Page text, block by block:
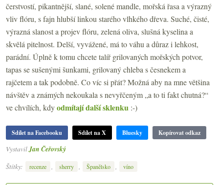
čerstvostí, pikantnější, slané, solené mandle, mořská řasa a výrazný
vliv flóru, s fajn hlubší linkou starého vlhkého dřeva. Suché, čisté,
výrazná slanost a projev flóru, zelená oliva, slušná kyselina a
skvělá pitelnost. Delší, vyvážené, má to váhu a důraz i lehkost,
parádní. Úplně k tomu chcete talíř grilovaných mořských potvor,
tapas se sušenými šunkami, grilovaný chleba s česnekem a
rajčetem a tak podobně. Co víc si přát? Možná aby na mne většina
návštěv a známých nekoukala s nevyřčeným „a to ti fakt chutná?“
ve chvílích, kdyodmítají další sklenku :-)
Sdílet na Facebooku Sdílet na X Bluesky Kopírovat odkaz
Vystavil Jan Čeřovský
Štítky:
recenze , sherry , Španělsko , víno